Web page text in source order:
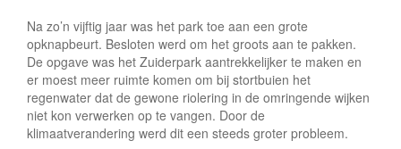
Na zo’n vijftig jaar was het park toe aan een grote
opknapbeurt. Besloten werd om het groots aan te pakken.
De opgave was het Zuiderpark aantrekkelijker te maken en
er moest meer ruimte komen om bij stortbuien het
regenwater dat de gewone riolering in de omringende wijken
niet kon verwerken op te vangen. Door de
klimaatverandering werd dit een steeds groter probleem.